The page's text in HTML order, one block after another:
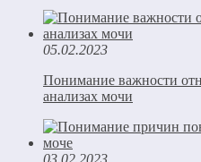
05.02.2023
Понимание важности
анализах мочи